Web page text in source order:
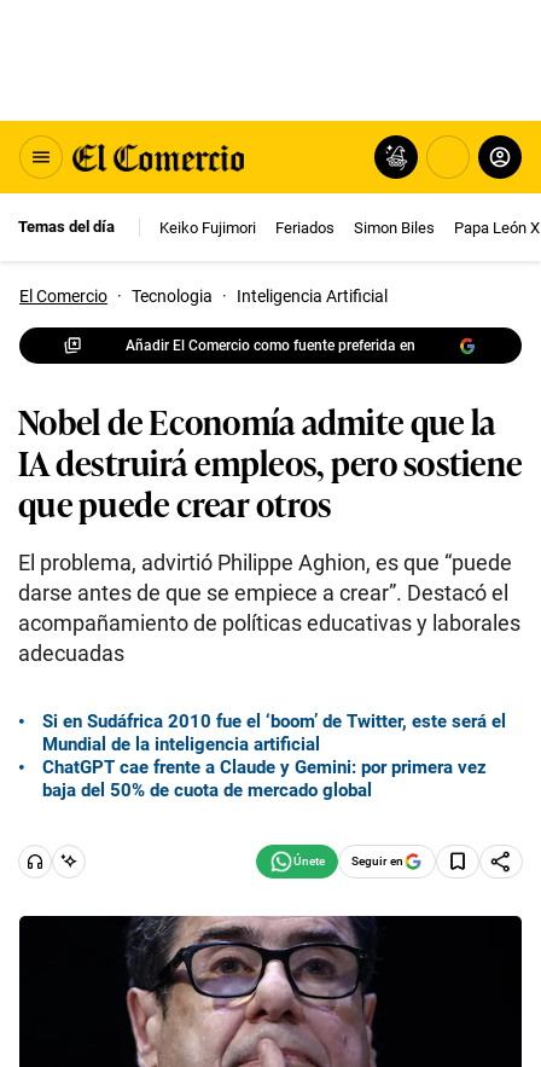
Temas del día Keiko Fujimori Feriados Simon Biles Papa León
El Comercio · Tecnologia · Inteligencia Artificial
Añadir El Comercio como fuente preferida en
Nobel de Economía admite que la
IA destruirá empleos, pero sostiene
que puede crear otros
El problema, advirtió Philippe Aghion, es que “puede
darse antes de que se empiece a crear”. Destacó el
acompañamiento de políticas educativas y laborales
adecuadas
Si en Sudáfrica 2010 fue el ‘boom’ de Twitter, este será el
Mundial de la inteligencia artificial
ChatGPT cae frente a Claude y Gemini: por primera vez
baja del 50% de cuota de mercado global
Seguir en